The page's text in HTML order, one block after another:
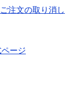
ご注文の取り消し
ージ